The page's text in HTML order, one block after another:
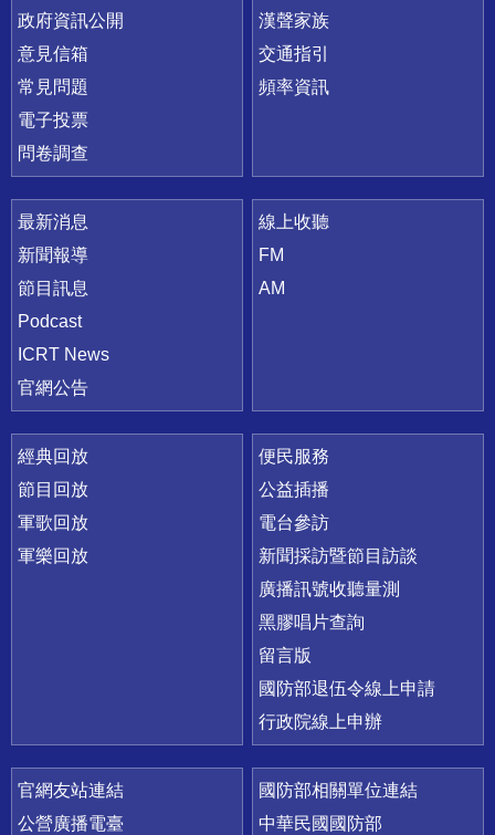
政府資訊公開
意見信箱
常見問題
電子投票
問卷調查
漢聲家族
交通指引
頻率資訊
最新消息
新聞報導
節目訊息
Podcast
ICRT News
官網公告
線上收聽
FM
AM
經典回放
節目回放
軍歌回放
軍樂回放
便民服務
公益插播
電台參訪
新聞採訪暨節目訪談
廣播訊號收聽量測
黑膠唱片查詢
留言版
國防部退伍令線上申請
行政院線上申辦
官網友站連結
公營廣播電臺
國防部相關單位連結
中華民國國防部